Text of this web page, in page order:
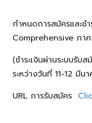
กำหนดการสมัครและช
Comprehensive ภา
(ชำระเงินผ่านระบบรับ
ระหว่างวันที่ 11-12 มีน
URL การรับสมัคร